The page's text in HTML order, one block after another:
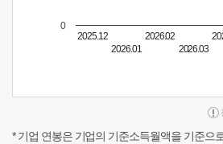
2025.12
2026.01
2026.02
2026.03
0
* 기업 연봉은 기업의 기준소득월액을 기준으